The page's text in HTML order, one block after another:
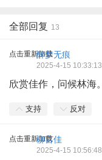
全部回复 13
点击重新加载醉梦无痕
2025-4-15 10:33:13
欣赏佳作，问候林海。
支持 反对
点击重新加载
柳言佳
2025-4-15 10:56:48